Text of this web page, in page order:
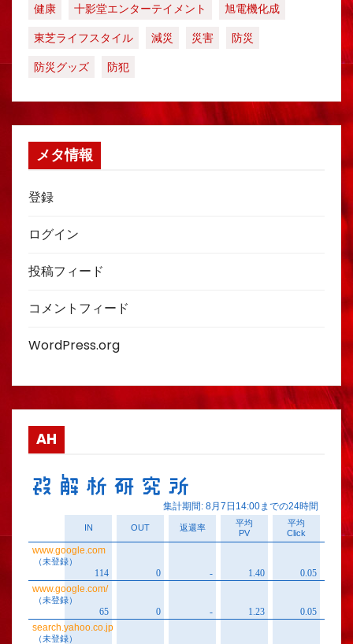
健康
十影堂エンターテイメント
旭電機化成
東芝ライフスタイル
減災 災害
防災
防災グッズ
防犯
メタ情報
登録
ログイン
投稿フィード
コメントフィード
WordPress.org
AH